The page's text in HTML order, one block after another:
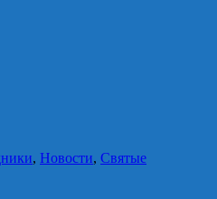
, Новости, Святые